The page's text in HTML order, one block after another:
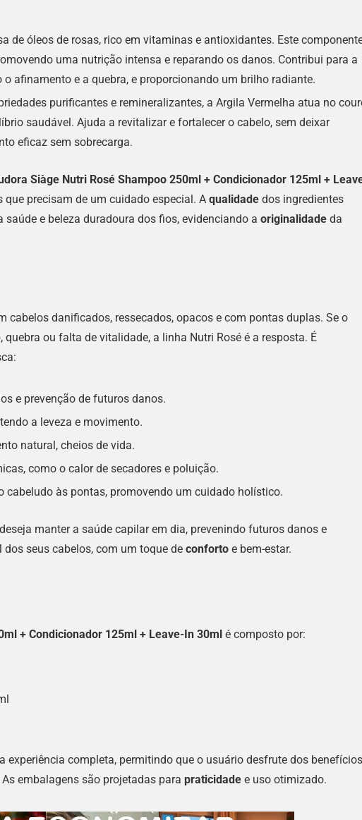
de óleos de rosas, rico em vitaminas e antioxidantes. Este
uma nutrição intensa e reparando os danos. Contribui para a
afinamento e a quebra, e proporcionando um brilho radiante.
purificantes e remineralizantes, a Argila Vermelha atua no
saudável. Ajuda a revitalizar e fortalecer o cabelo, sem deixar
eficaz sem sobrecarga.
Siàge Nutri Rosé Shampoo 250ml + Condicionador 125ml +
precisam de um cuidado especial. A qualidade dos ingredientes
e beleza duradoura dos fios, evidenciando a originalidade da
cabelos danificados, ressecados, opacos e com pontas duplas. Se o
ou falta de vitalidade, a linha Nutri Rosé é a resposta. É
e prevenção de futuros danos.
a leveza e movimento.
natural, cheios de vida.
como o calor de secadores e poluição.
cabeludo às pontas, promovendo um cuidado holístico.
manter a saúde capilar em dia, prevenindo futuros danos e
dos seus cabelos, com um toque de conforto e bem-estar.
+ Condicionador 125ml + Leave-In 30ml é composto por:
experiência completa, permitindo que o usuário desfrute dos benefícios
embalagens são projetadas para praticidade e uso otimizado.